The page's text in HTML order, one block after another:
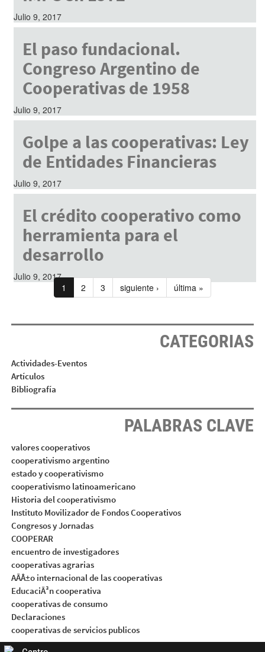
Julio 9, 2017
El paso fundacional.
Congreso Argentino de
Cooperativas de 1958
Julio 9, 2017
Golpe a las cooperativas: Ley
de Entidades Financieras
Julio 9, 2017
El crédito cooperativo como
herramienta para el
desarrollo
Julio 9, 2017
1
2 3 siguiente › última »
CATEGORIAS
Actividades-Eventos
Artículos
Bibliografía
PALABRAS CLAVE
valores cooperativos
cooperativismo argentino
estado y cooperativismo
cooperativismo latinoamericano
Historia del cooperativismo
Instituto Movilizador de Fondos Cooperativos
Congresos y Jornadas
COOPERAR
encuentro de investigadores
cooperativas agrarias
AÃÂ±o internacional de las cooperativas
EducaciÃ³n cooperativa
cooperativas de consumo
Declaraciones
cooperativas de servicios publicos